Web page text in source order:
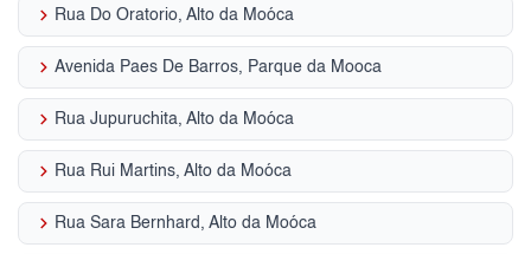
keyboard_arrow_right Rua Do Oratorio, Alto da Moóca
keyboard_arrow_right Avenida Paes De Barros, Parque da Mooca
keyboard_arrow_right Rua Jupuruchita, Alto da Moóca
keyboard_arrow_right Rua Rui Martins, Alto da Moóca
keyboard_arrow_right Rua Sara Bernhard, Alto da Moóca